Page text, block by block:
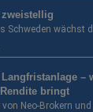
zweistellig
Schweden wächst
–
bringt
Neo-Brokern